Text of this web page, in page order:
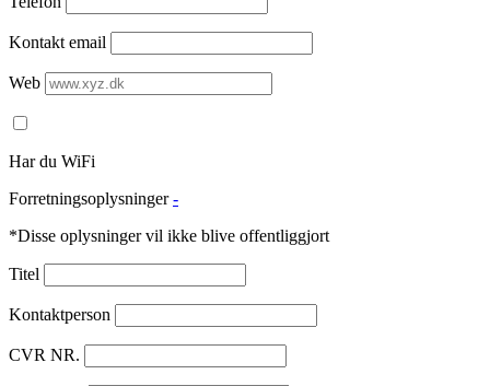
Kontakt email
Web
Har du WiFi
Forretningsoplysninger -
*Disse oplysninger vil ikke blive offentliggjort
Titel
Kontaktperson
CVR NR.